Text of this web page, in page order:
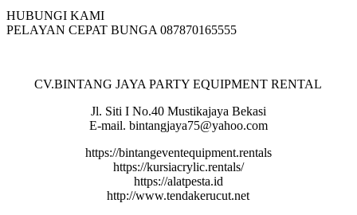
HUBUNGI KAMI
PELAYAN CEPAT BUNGA 087870165555
CV.BINTANG JAYA PARTY EQUIPMENT RENTAL
Jl. Siti I No.40 Mustikajaya Bekasi
E-mail. bintangjaya75@yahoo.com
https://bintangeventequipment.rentals
https://kursiacrylic.rentals/
https://alatpesta.id
http://www.tendakerucut.net